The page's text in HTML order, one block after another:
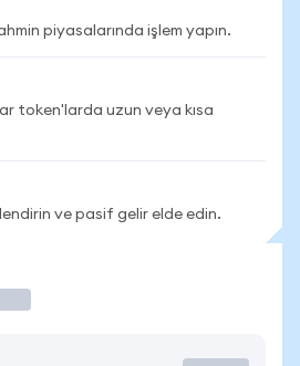
piyasalarında işlem yapın.
token'larda uzun veya kısa
ve pasif gelir elde edin.